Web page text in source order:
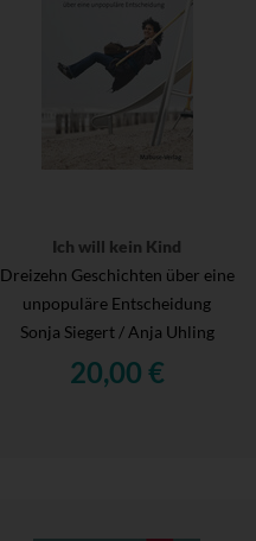
Ich will kein Kind
Dreizehn Geschichten über eine
unpopuläre Entscheidung
Sonja Siegert / Anja Uhling
20,00 €